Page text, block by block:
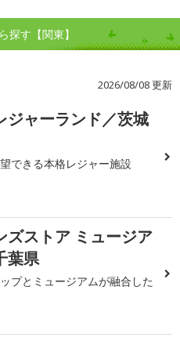
探す【関東】
2026/08/08 更新
ジャーランド／茨城
できる本格レジャー施設
ズストア ミュージア
葉県
プとミュージアムが融合した